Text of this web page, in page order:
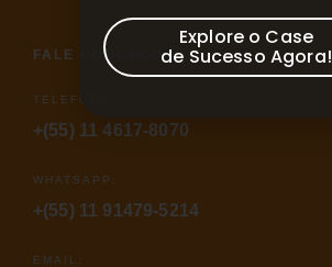
FALE CONOSCO
TELEFONE:
+(55) 11 4617-8070
WHATSAPP:
+(55) 11 91479-5214
EMAIL:
Explore o Case
de Sucesso Agora!